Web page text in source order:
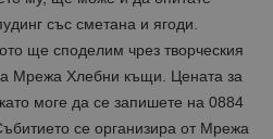
със сметана и ягоди.
ще споделим чрез творческия
Мрежа Хлебни къщи. Цената за
моге да се запишете на 0884
се организира от Мрежа